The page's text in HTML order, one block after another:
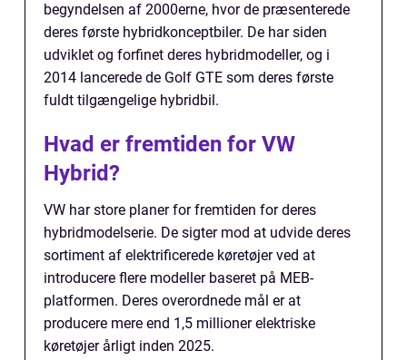
begyndelsen af 2000erne, hvor de præsenterede
deres første hybridkonceptbiler. De har siden
udviklet og forfinet deres hybridmodeller, og i
2014 lancerede de Golf GTE som deres første
fuldt tilgængelige hybridbil.
Hvad er fremtiden for VW
Hybrid?
VW har store planer for fremtiden for deres
hybridmodelserie. De sigter mod at udvide deres
sortiment af elektrificerede køretøjer ved at
introducere flere modeller baseret på MEB-
platformen. Deres overordnede mål er at
producere mere end 1,5 millioner elektriske
køretøjer årligt inden 2025.